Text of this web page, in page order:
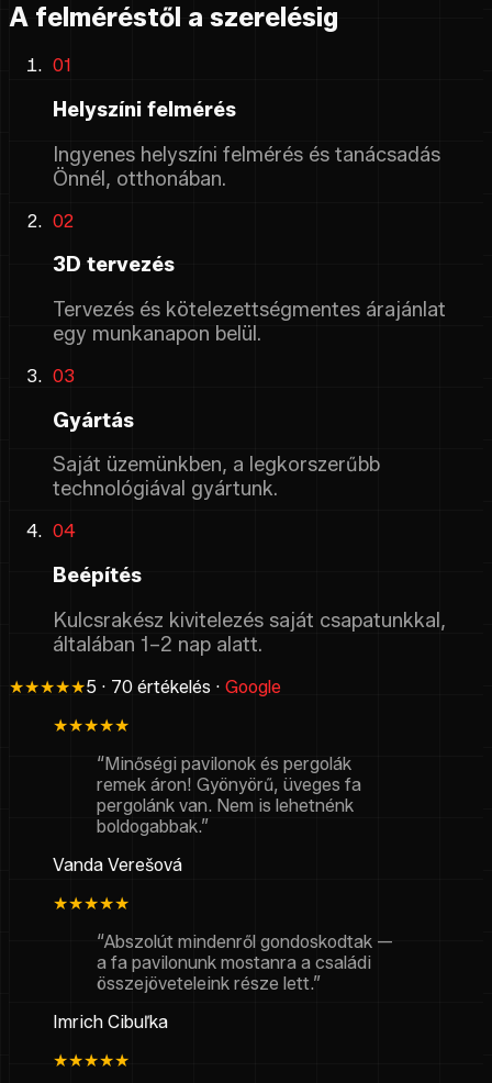
A felméréstől a szerelésig
01
Helyszíni felmérés
Ingyenes helyszíni felmérés és tanácsadás
Önnél, otthonában.
02
3D tervezés
Tervezés és kötelezettségmentes árajánlat
egy munkanapon belül.
03
Gyártás
Saját üzemünkben, a legkorszerűbb
technológiával gyártunk.
04
Beépítés
Kulcsrakész kivitelezés saját csapatunkkal,
általában 1–2 nap alatt.
★★★★★5 · 70 értékelés · Google
★★★★★
“Minőségi pavilonok és pergolák
remek áron! Gyönyörű, üveges fa
pergolánk van. Nem is lehetnénk
boldogabbak.”
Vanda Verešová
★★★★★
“Abszolút mindenről gondoskodtak —
a fa pavilonunk mostanra a családi
összejöveteleink része lett.”
Imrich Cibuľka
★★★★★